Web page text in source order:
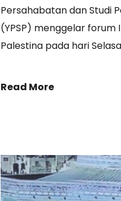
Persahabatan dan Studi
(YPSP) menggelar forum
Palestina pada hari
Read More